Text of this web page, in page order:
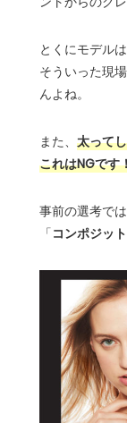
とくにモデル
そういった現
んよね。
また、 太って
これはNGです
事前の選考で
「コンポジット